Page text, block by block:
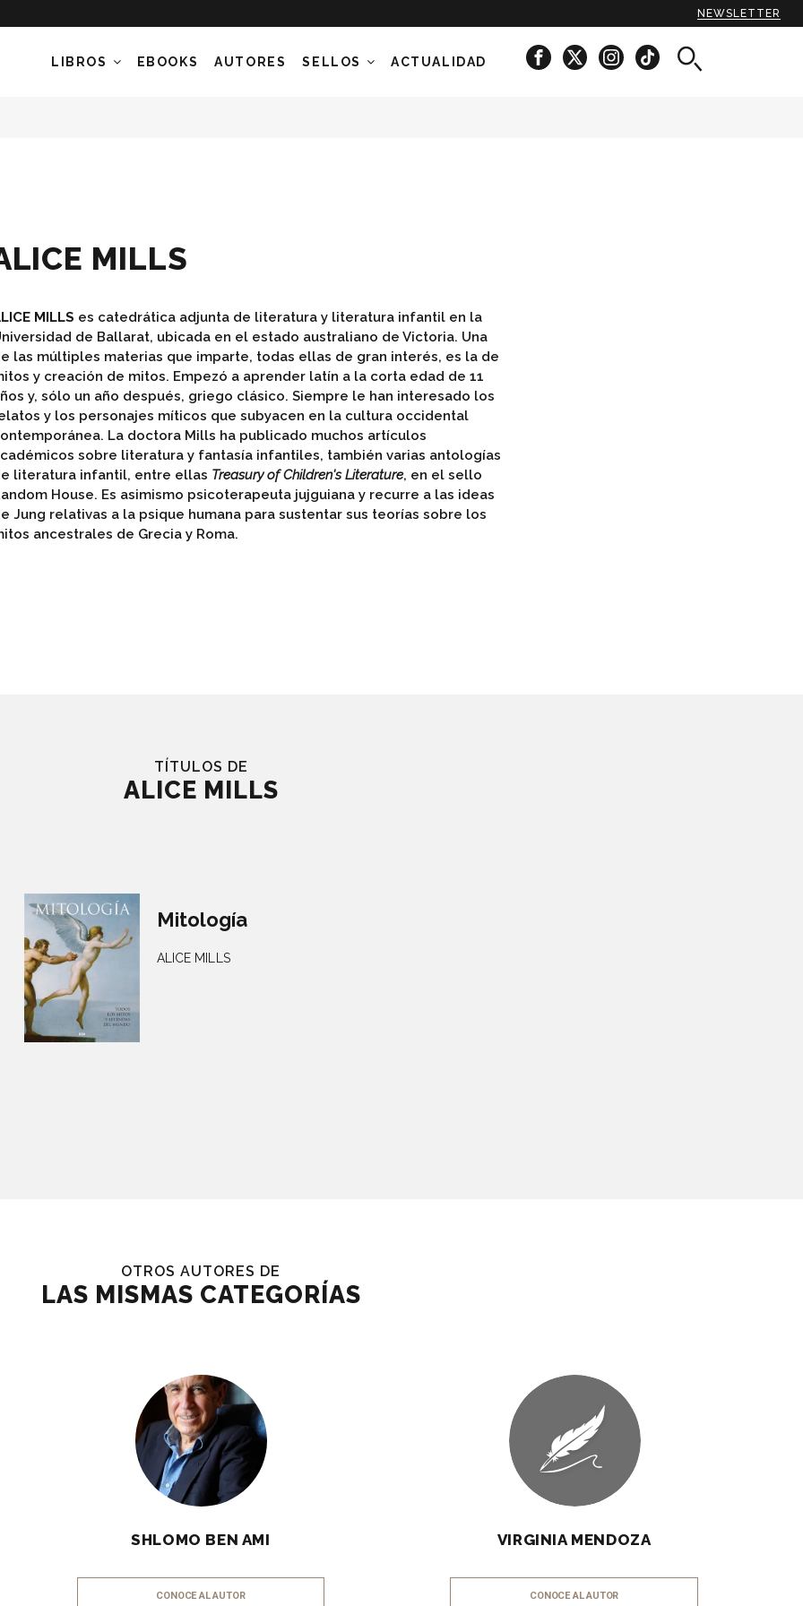
NEWSLETTER
LIBROS EBOOKS AUTORES SELLOS ACTUALIDAD
MILLS
MILLS es catedrática adjunta de literatura y literatura infantil en la
de Ballarat, ubicada en el estado australiano de Victoria. Una
las múltiples materias que imparte, todas ellas de gran interés, es la de
y creación de mitos. Empezó a aprender latín a la corta edad de 11
y, sólo un año después, griego clásico. Siempre le han interesado los
y los personajes míticos que subyacen en la cultura occidental
La doctora Mills ha publicado muchos artículos
sobre literatura y fantasía infantiles, también varias antologías
literatura infantil, entre ellas Treasury of Children's Literature, en el sello
House. Es asimismo psicoterapeuta jujguiana y recurre a las ideas
Jung relativas a la psique humana para sustentar sus teorías sobre los
ancestrales de Grecia y Roma.
TÍTULOS DE
ALICE MILLS
Mitología
ALICE MILLS
OTROS AUTORES DE
LAS MISMAS CATEGORÍAS
SHLOMO BEN AMI
CONOCE AL AUTOR
VIRGINIA MENDOZA
CONOCE AL AUTOR